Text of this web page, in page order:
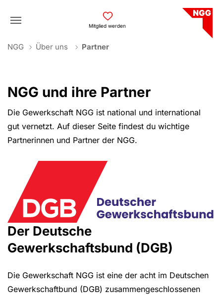
Mitglied werden
You are here:
NGG Über uns Partner
NGG und ihre Partner
Die Gewerkschaft NGG ist national und international
gut vernetzt. Auf dieser Seite findest du wichtige
Partnerinnen und Partner der NGG.
Der Deutsche
Gewerkschaftsbund (DGB)
Die Gewerkschaft NGG ist eine der acht im Deutschen
Gewerkschaftbund (DGB) zusammengeschlossenen